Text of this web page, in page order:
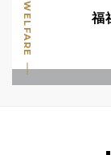
WELFARE 福